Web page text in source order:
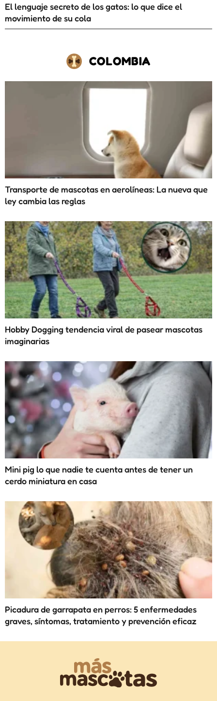
El lenguaje secreto de los gatos: lo que dice el
movimiento de su cola
COLOMBIA
Transporte de mascotas en aerolíneas: La nueva que
ley cambia las reglas
Hobby Dogging tendencia viral de pasear mascotas
imaginarias
Mini pig lo que nadie te cuenta antes de tener un
cerdo miniatura en casa
Picadura de garrapata en perros: 5 enfermedades
graves, síntomas, tratamiento y prevención eficaz